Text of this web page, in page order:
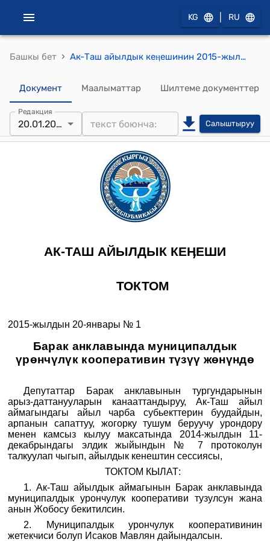
KG RU
Башкы бет › Ак-Таш айылдык кеӊешинин 2015-жылдын 20-январындагы № 1 "Барак анклавында муниципалдык урончулук кооперативин түзүү жөнүндө" токтому
Документ Маалыматтар Шилтеме документтер
Редакция
20.01.2015 Салыштыруу